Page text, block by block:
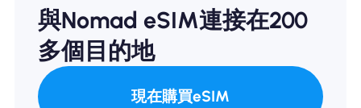
與Nomad eSIM連接在200
多個目的地
現在購買eSIM